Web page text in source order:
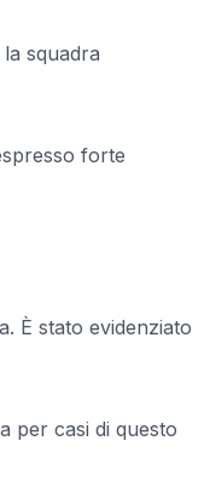
squadra
forte
È stato evidenziato
per casi di questo